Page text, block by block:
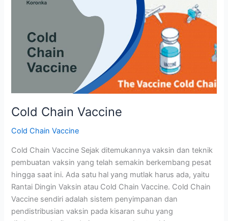
Cold Chain Vaccine
Cold Chain Vaccine
Cold Chain Vaccine Sejak ditemukannya vaksin dan teknik
pembuatan vaksin yang telah semakin berkembang pesat
hingga saat ini. Ada satu hal yang mutlak harus ada, yaitu
Rantai Dingin Vaksin atau Cold Chain Vaccine. Cold Chain
Vaccine sendiri adalah sistem penyimpanan dan
pendistribusian vaksin pada kisaran suhu yang
Chain